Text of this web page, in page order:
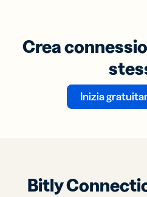
Crea
Inizia
Bitly